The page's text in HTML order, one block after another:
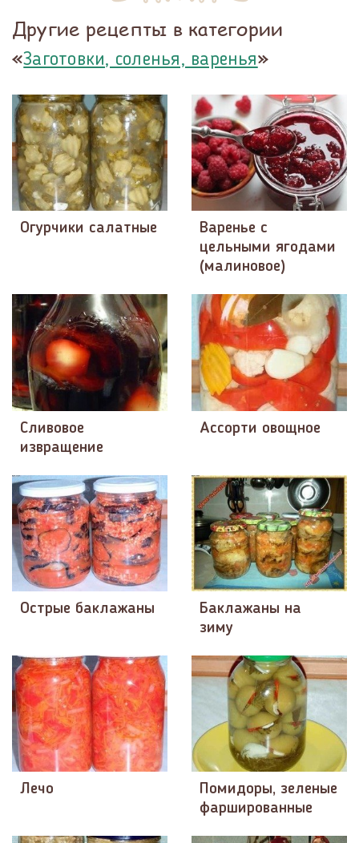
Другие рецепты в категории
«Заготовки, соленья, варенья»
Огурчики салатные
Варенье с
цельными ягодами
(малиновое)
Сливовое
извращение
Ассорти овощное
Острые баклажаны
Баклажаны на
зиму
Лечо
Помидоры, зеленые
фаршированные